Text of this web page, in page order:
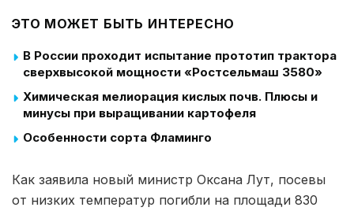
ЭТО МОЖЕТ БЫТЬ ИНТЕРЕСНО
В России проходит испытание прототип трактора
сверхвысокой мощности «Ростсельмаш 3580»
Химическая мелиорация кислых почв. Плюсы и
минусы при выращивании картофеля
Особенности сорта Фламинго
Как заявила новый министр Оксана Лут, посевы
от низких температур погибли на площади 830